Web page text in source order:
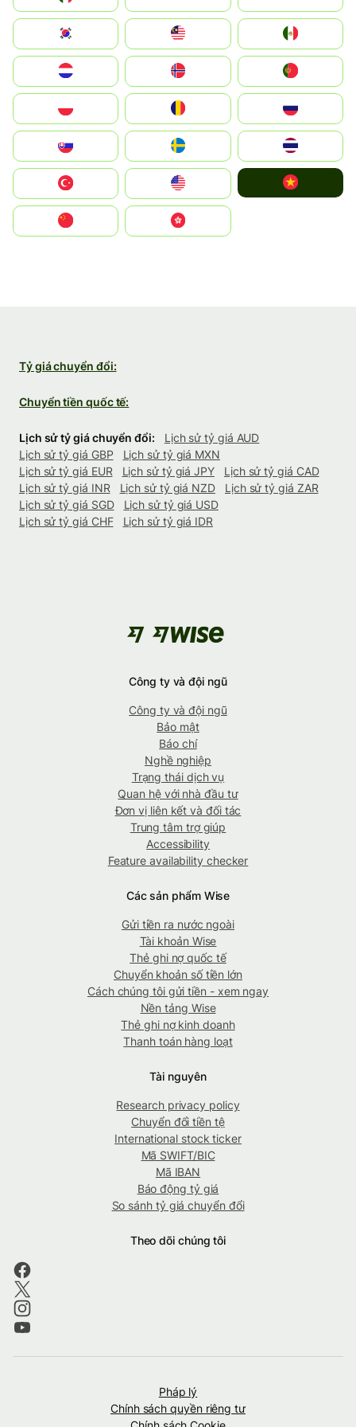
South Korea
United States
中國香港特別行政區
Tỷ giá chuyển đổi:
Chuyển tiền quốc tế:
Lịch sử tỷ giá chuyển đổi:
Lịch sử tỷ giá AUD
Lịch sử tỷ giá GBP
Lịch sử tỷ giá MXN
Lịch sử tỷ giá EUR
Lịch sử tỷ giá JPY
Lịch sử tỷ giá CAD
Lịch sử tỷ giá INR
Lịch sử tỷ giá NZD
Lịch sử tỷ giá ZAR
Lịch sử tỷ giá SGD
Lịch sử tỷ giá USD
Lịch sử tỷ giá CHF
Lịch sử tỷ giá IDR
Công ty và đội ngũ
Công ty và đội ngũ
Bảo mật
Báo chí
Nghề nghiệp
Trạng thái dịch vụ
Quan hệ với nhà đầu tư
Đơn vị liên kết và đối tác
Trung tâm trợ giúp
Accessibility
Feature availability checker
Các sản phẩm Wise
Gửi tiền ra nước ngoài
Tài khoản Wise
Thẻ ghi nợ quốc tế
Chuyển khoản số tiền lớn
Cách chúng tôi gửi tiền - xem ngay
Nền tảng Wise
Thẻ ghi nợ kinh doanh
Thanh toán hàng loạt
Tài nguyên
Research privacy policy
Chuyển đổi tiền tệ
International stock ticker
Mã SWIFT/BIC
Mã IBAN
Báo động tỷ giá
So sánh tỷ giá chuyển đổi
Theo dõi chúng tôi
Pháp lý
Chính sách quyền riêng tư